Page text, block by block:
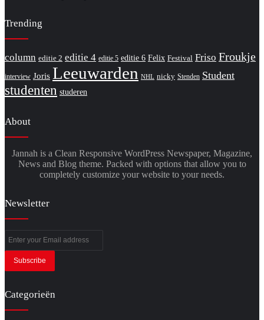
Trending
column editie 2 editie 4 editie 5 editie 6 Felix Festival Friso Froukje
interview Joris Leeuwarden NHL nicky Stenden Student
studenten studeren
About
Jannah is a Clean Responsive WordPress Newspaper, Magazine,
News and Blog theme. Packed with options that allow you to
completely customize your website to your needs.
Newsletter
your
Email
address
Categorieën